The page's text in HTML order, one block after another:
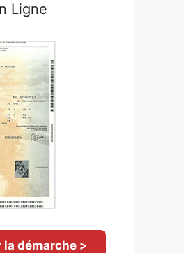
Ligne
la démarche >